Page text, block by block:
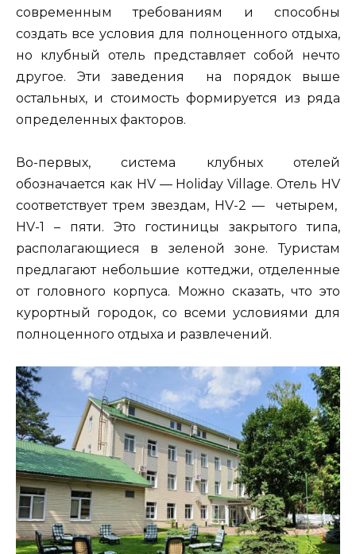
современным требованиям и способны
создать все условия для полноценного отдыха,
но клубный отель представляет собой нечто
другое. Эти заведения на порядок выше
остальных, и стоимость формируется из ряда
определенных факторов.
Во-первых, система клубных отелей
обозначается как HV — Holiday Village. Отель HV
соответствует трем звездам, HV-2 — четырем,
HV-1 – пяти. Это гостиницы закрытого типа,
располагающиеся в зеленой зоне. Туристам
предлагают небольшие коттеджи, отделенные
от головного корпуса. Можно сказать, что это
курортный городок, со всеми условиями для
полноценного отдыха и развлечений.